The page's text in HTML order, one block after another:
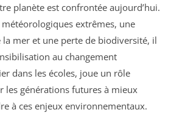
planète est confrontée aujourd’hui.
extrêmes, une
mer et une perte de biodiversité, il
au changement
dans les écoles, joue un rôle
les générations futures à mieux
à ces enjeux environnementaux.